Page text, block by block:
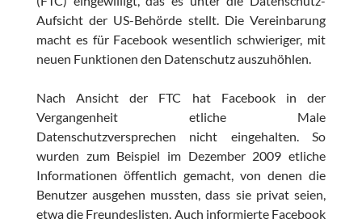
Aufsicht der US-Behörde stellt. Die Vereinbarung
macht es für Facebook wesentlich schwieriger, mit
neuen Funktionen den Datenschutz auszuhöhlen.
Nach Ansicht der FTC hat Facebook in der
Vergangenheit etliche Male
Datenschutzversprechen nicht eingehalten. So
wurden zum Beispiel im Dezember 2009 etliche
Informationen öffentlich gemacht, von denen die
Benutzer ausgehen mussten, dass sie privat seien,
etwa die Freundeslisten. Auch informierte Facebook